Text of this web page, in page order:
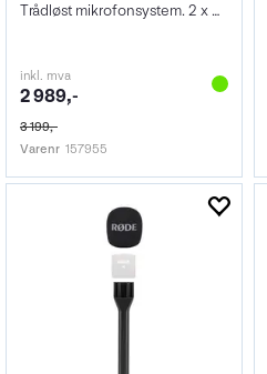
Trådløst mikrofonsystem. 2 x TX/1 x RX
inkl. mva
2 989,-
3 199,-
Varenr 157955